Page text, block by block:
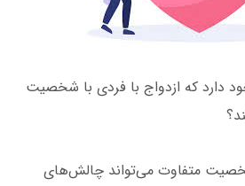
دارد که ازدواج با فردی با شخصیت
شخصیت متفاوت می‌تواند چالش‌های